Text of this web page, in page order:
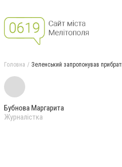
Головна Зеленський запропонував
Бубнова Маргарита
Журналістка